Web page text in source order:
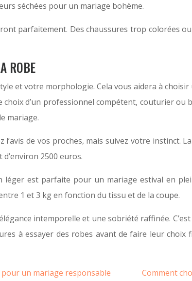
séchées pour un mariage bohème.
parfaitement. Des chaussures trop colorées
ROBE
et votre morphologie. Cela vous aidera à
d’un professionnel compétent, couturier
mariage.
de vos proches, mais suivez votre instinct.
2500 euros.
est parfaite pour un mariage estival en
1 et 3 kg en fonction du tissu et de la coupe.
intemporelle et une sobriété raffinée.
à essayer des robes avant de faire leur
un mariage responsable
Comment